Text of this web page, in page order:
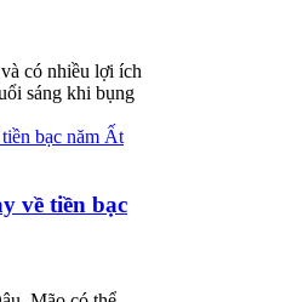
có nhiều lợi ích
sáng khi bụng
về tiền bạc